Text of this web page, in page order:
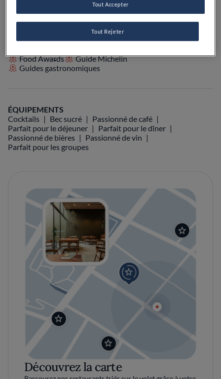
Food Awards
Guide Michelin
Guides gastronomiques
ÉQUIPEMENTS
Cocktails
Bec sucré
Passionné de café
Parfait pour le déjeuner
Parfait pour le dîner
Passionné de bières
Passionné de vin
Parfait pour les groupes
Découvrez la carte
Tout Rejeter
Tout Accepter